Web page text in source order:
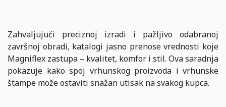
Zahvaljujući preciznoj izradi i pažljivo odabranoj
završnoj obradi, katalogi jasno prenose vrednosti koje
Magniflex zastupa – kvalitet, komfor i stil. Ova saradnja
pokazuje kako spoj vrhunskog proizvoda i vrhunske
štampe može ostaviti snažan utisak na svakog kupca.